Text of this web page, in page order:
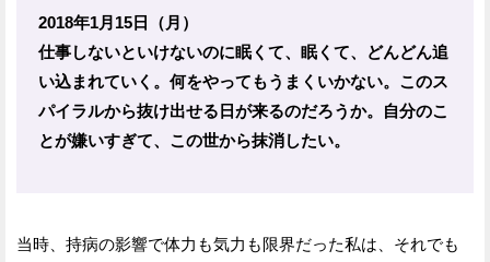
2018年1月15日（月）
仕事しないといけないのに眠くて、眠くて、どんどん追
い込まれていく。何をやってもうまくいかない。このス
パイラルから抜け出せる日が来るのだろうか。自分のこ
とが嫌いすぎて、この世から抹消したい。
当時、持病の影響で体力も気力も限界だった私は、それでも